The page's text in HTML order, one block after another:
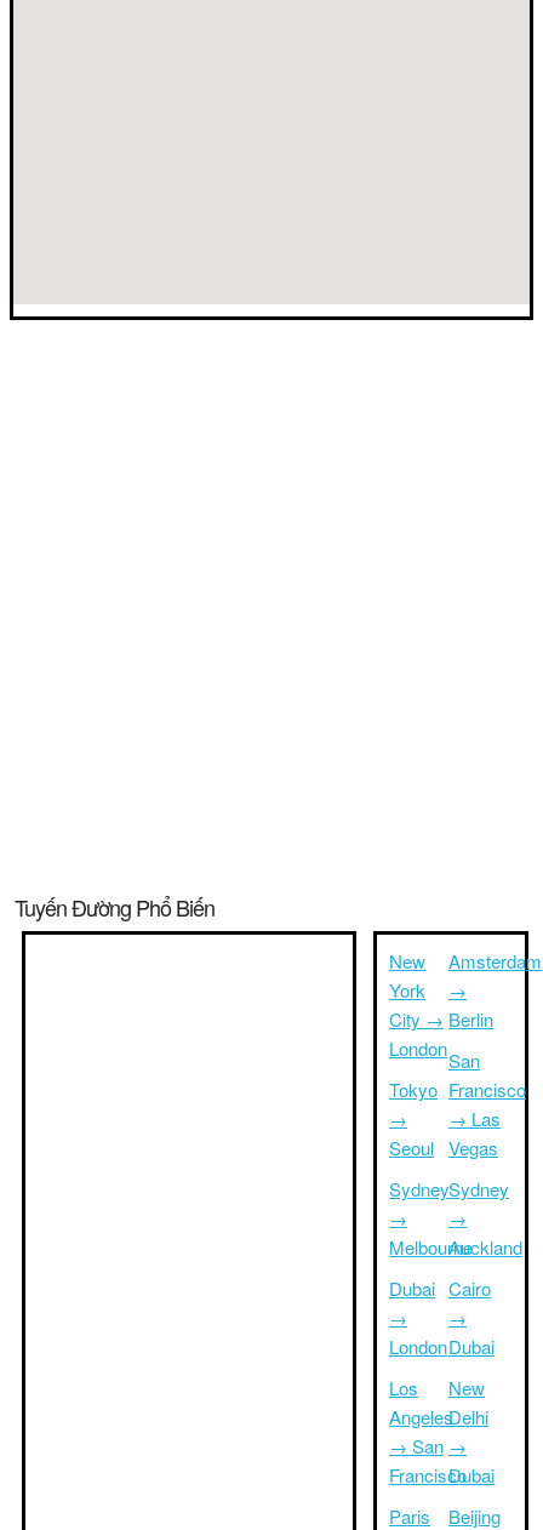
Tuyến Đường Phổ Biến
New
York
City →
London
Tokyo
→
Seoul
Sydney
→
Melbourne
Dubai
→
London
Los
Angeles
→ San
Francisco
Paris
Amsterdam
→
Berlin
San
Francisco
→ Las
Vegas
Sydney
→
Auckland
Cairo
→
Dubai
New
Delhi
→
Dubai
Beijing